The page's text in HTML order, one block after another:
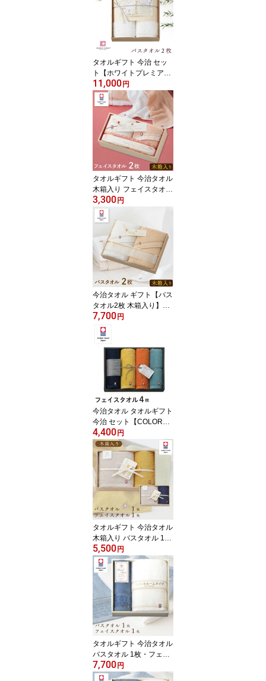
謹製 極上タオル 綿 日本
製 シンプル 高級 御祝 プ
レゼント ギフト 誕生日
出産祝い 結婚祝い 内祝
い 引き出物 お歳暮 贈答
品
タオルギフト 今治 セッ
ト【ホワイトプレミア
ム】バスタオル 2枚セッ
ト【木箱入り】タオル 今
治 綿100 ギフトセット
今治謹製 極上タオル 綿
日本製 シンプル 高級 御
祝 プレゼント ギフト 誕
生日 出産祝い 結婚祝い
内祝い 引き出物 お歳暮
贈答品
11,000 円
タオルギフト 今治タオル
木箱入り フェイスタオル
2枚 セット 今治謹製 至福
タオル 梅染め ギフトセ
ット 結婚祝い 出産祝い
お祝い お礼 挨拶 内祝い
お返し 紅白 お歳暮 お中
元 プレゼント ギフト 贈
り物 贈答品 送料無料
3,300 円
今治タオル ギフト【バス
タオル2枚 木箱入り】バ
スタオル ギフト 今治謹
製 至福タオル ギフトセ
ット 結婚祝い 出産祝い
お祝い お礼 挨拶 内祝い
お返し 香典返し お歳暮
お中元 プレゼント ギフ
ト 贈り物 贈答品 送料無
7,700 円
今治タオル タオルギフト
今治 セット【COLORFU
L DAYS カラフルデイ
ズ】フェイスタオル 4枚
セット【ギフトボックス
入り】タオル 今治 ギフ
トセット 日本製 オレン
ジ ネイビー イエロー ブ
ルー プレゼント ギフト
出産祝い 結婚祝い 内祝
い 引き出物 お歳暮 贈答
品
4,400 円
タオルギフト 今治タオル
木箱入り バスタオル 1枚
フェイスタオル 1枚 セッ
ト 今治謹製 古色ゆかり
いろ ギフトセット 2カラ
ー 結婚祝い 出産祝い お
祝い お礼 挨拶 内祝い お
返し 香典返し お歳暮 お
中元 プレゼント ギフト
贈り物 贈答品 送料無料
5,500 円
タオルギフト 今治タオル
バスタオル 1枚・フェイ
スタオル 1枚 セット ロイ
ヤルリッチ スイートルー
7,700 円